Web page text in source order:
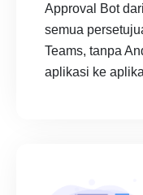
Approval Bot
semua
Teams, tanpa
aplikasi ke